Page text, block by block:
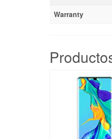
Warranty